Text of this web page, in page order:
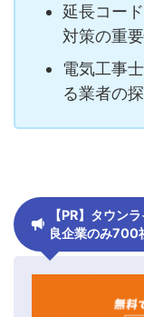
延長コー
対策の重
電気工事
る業者の
【PR】タウン
良企業のみ700